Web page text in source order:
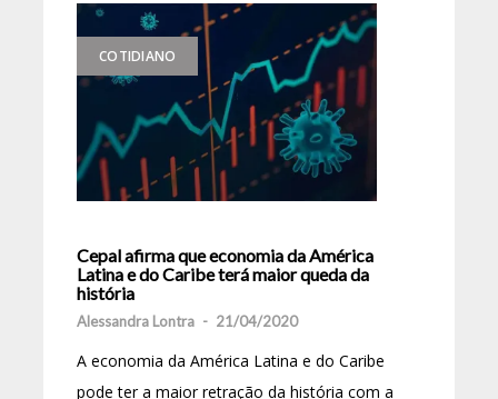
COTIDIANO
Cepal afirma que economia da América
Latina e do Caribe terá maior queda da
história
Alessandra Lontra - 21/04/2020
A economia da América Latina e do Caribe
pode ter a maior retração da história com a